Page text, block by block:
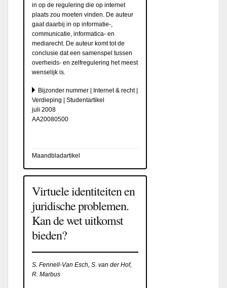
in op de regulering die op internet
plaats zou moeten vinden. De auteur
gaat daarbij in op informatie-,
communicatie, informatica- en
mediarecht. De auteur komt tot de
conclusie dat een samenspel tussen
overheids- en zelfregulering het meest
wenselijk is.
Bijzonder nummer | Internet & recht |
Verdieping | Studentartikel
juli 2008
AA20080500
Maandbladartikel
Virtuele identiteiten en
juridische problemen.
Kan de wet uitkomst
bieden?
S. Fennell-Van Esch, S. van der Hof,
R. Marbus